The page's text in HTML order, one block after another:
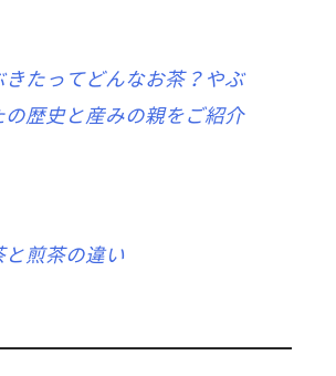
きたってどんなお茶？やぶ
の歴史と産みの親をご紹介
と煎茶の違い